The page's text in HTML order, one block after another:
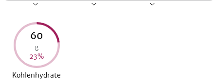
60
g
23%
Kohlenhydrate